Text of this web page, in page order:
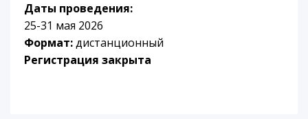
Даты проведения:
25-31 мая 2026
Формат:дистанционный
Регистрация закрыта